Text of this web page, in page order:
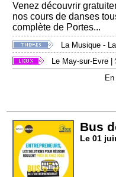
Venez découvrir
nos cours de danses
complète de Portes...
La Musique -
Le May-sur-Evre |
Bus
Le 01